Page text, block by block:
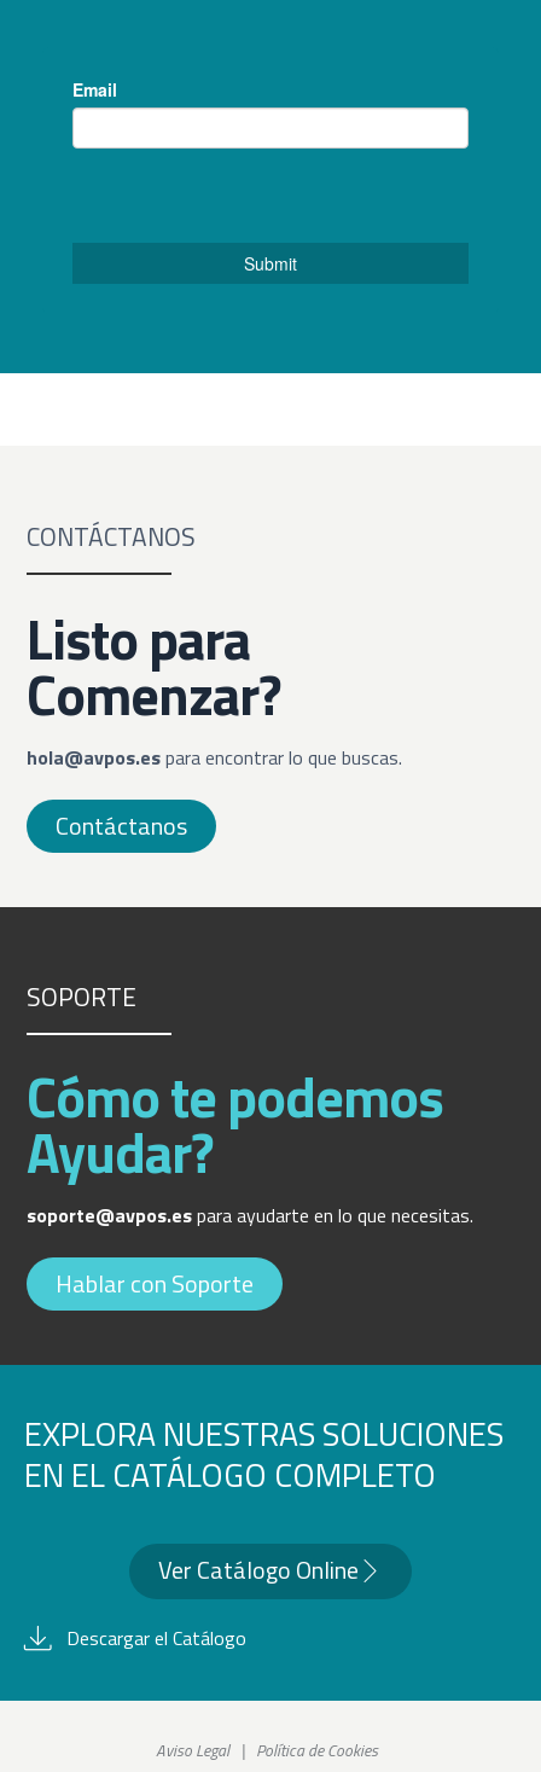
CONTÁCTANOS
Listo para
Comenzar?
hola@avpos.espara encontrar lo que buscas.
Contáctanos
SOPORTE
Cómo te podemos
Ayudar?
soporte@avpos.espara ayudarte en lo que necesitas.
Hablar con Soporte
EXPLORA NUESTRAS SOLUCIONES
EN EL CATÁLOGO COMPLETO
Ver Catálogo Online
Descargar el Catálogo
Aviso Legal| Política de Cookies